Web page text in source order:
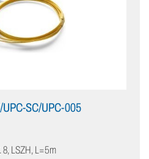
SC/UPC-005
8, LSZH, L=5m